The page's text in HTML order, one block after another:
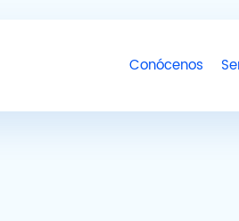
Conócenos